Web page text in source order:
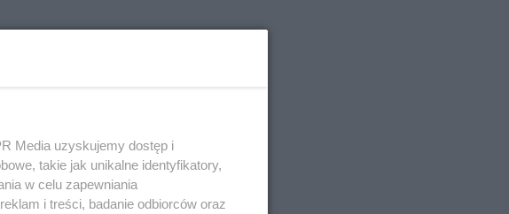
Media uzyskujemy dostęp i
takie jak unikalne identyfikatory,
w celu zapewniania
i treści, badanie odbiorców oraz